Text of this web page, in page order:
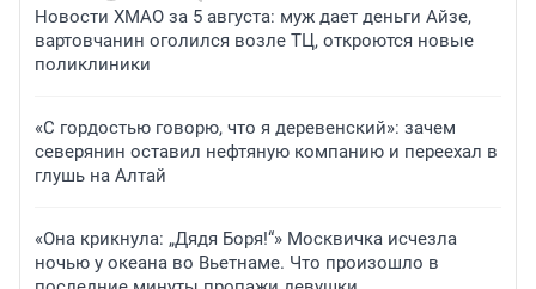
Новости ХМАО за 5 августа: муж дает деньги Айзе,
вартовчанин оголился возле ТЦ, откроются новые
поликлиники
«С гордостью говорю, что я деревенский»: зачем
северянин оставил нефтяную компанию и переехал в
глушь на Алтай
«Она крикнула: „Дядя Боря!“» Москвичка исчезла
ночью у океана во Вьетнаме. Что произошло в